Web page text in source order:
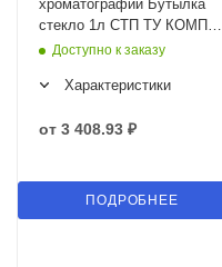
хроматографии Бутылка
стекло 1л СТП ТУ КОМП 3-
061-08
Доступно к заказу
Характеристики
от 3 408.93 ₽
ПОДРОБНЕЕ